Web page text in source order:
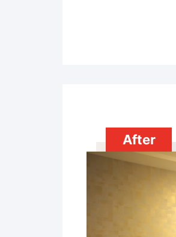
After